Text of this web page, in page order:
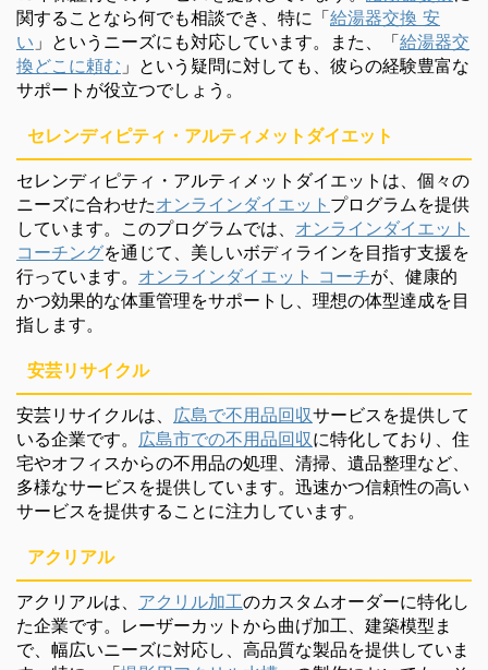
関することなら何でも相談でき、特に「給湯器交換 安
い 」というニーズにも対応しています。また、「給湯器交
換どこに頼む 」という疑問に対しても、彼らの経験豊富な
サポートが役立つでしょう。
セレンディピティ・アルティメットダイエット
セレンディピティ・アルティメットダイエットは、個々の
ニーズに合わせたオンラインダイエット プログラムを提供
しています。このプログラムでは、 オンラインダイエット
コーチングを通じて、美しいボディラインを目指す支援を
行っています。 オンラインダイエット コーチが、健康的
かつ効果的な体重管理をサポートし、理想の体型達成を目
指します。
安芸リサイクル
安芸リサイクルは、 広島で不用品回収サービスを提供して
いる企業です。 広島市での不用品回収に特化しており、住
宅やオフィスからの不用品の処理、清掃、遺品整理など、
多様なサービスを提供しています。迅速かつ信頼性の高い
サービスを提供することに注力しています。
アクリアル
アクリアルは、 アクリル加工のカスタムオーダーに特化し
た企業です。レーザーカットから曲げ加工、建築模型ま
で、幅広いニーズに対応し、高品質な製品を提供していま